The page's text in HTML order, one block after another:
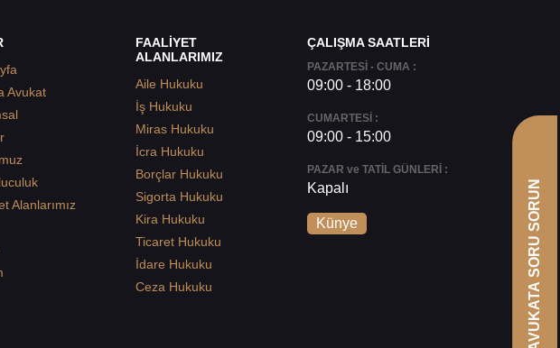
Avukat
Alanlarımız
FAALİYET
ALANLARIMIZ
Aile Hukuku
İş Hukuku
Miras Hukuku
İcra Hukuku
Borçlar Hukuku
Sigorta Hukuku
Kira Hukuku
Ticaret Hukuku
İdare Hukuku
Ceza Hukuku
ÇALIŞMA SAATLERİ
PAZARTESİ - CUMA :
09:00 - 18:00
CUMARTESİ :
09:00 - 15:00
PAZAR ve TATİL GÜNLERİ :
Kapalı
Künye AVUKATA SORU SORUN